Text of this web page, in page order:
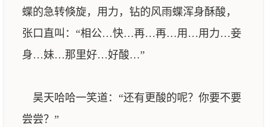
蝶的急转倏旋，用力，钻的风雨蝶浑身酥酸，
张口直叫：“相公…快…再…再…用…用力…妾
身…妹…那里好…好酸…”
昊天哈哈一笑道：“还有更酸的呢？你要不要
尝尝？”